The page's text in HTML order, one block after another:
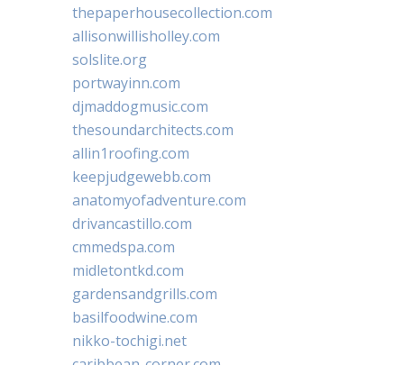
thepaperhousecollection.com
allisonwillisholley.com
solslite.org
portwayinn.com
djmaddogmusic.com
thesoundarchitects.com
allin1roofing.com
keepjudgewebb.com
anatomyofadventure.com
drivancastillo.com
cmmedspa.com
midletontkd.com
gardensandgrills.com
basilfoodwine.com
nikko-tochigi.net